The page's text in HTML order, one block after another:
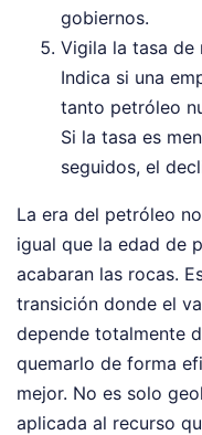
gobiernos.
Vigila la tasa de
Indica si una
tanto petróleo
Si la tasa es
seguidos, el
La era del petróleo
igual que la edad de
acabaran las rocas.
transición donde el
depende totalmente
quemarlo de forma
mejor. No es solo
aplicada al recurso